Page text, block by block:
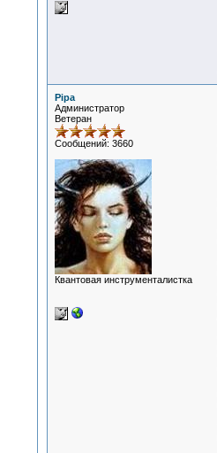
Pipa
Администратор
Ветеран
Сообщений: 3660
Квантовая инструменталистка